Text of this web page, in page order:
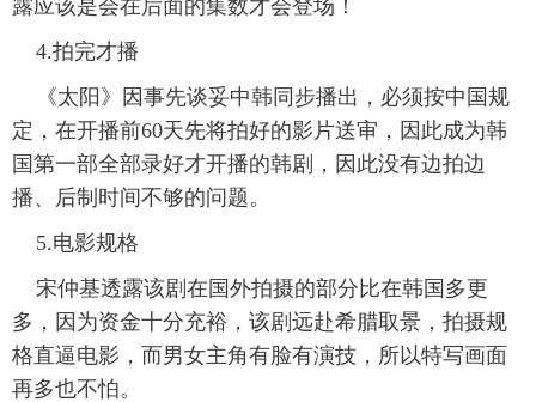
露应该是会在后面的集数才会登场！
4.拍完才播
《太阳》因事先谈妥中韩同步播出，必须按中国规
定，在开播前60天先将拍好的影片送审，因此成为韩
国第一部全部录好才开播的韩剧，因此没有边拍边
播、后制时间不够的问题。
5.电影规格
宋仲基透露该剧在国外拍摄的部分比在韩国多更
多，因为资金十分充裕，该剧远赴希腊取景，拍摄规
格直逼电影，而男女主角有脸有演技，所以特写画面
再多也不怕。